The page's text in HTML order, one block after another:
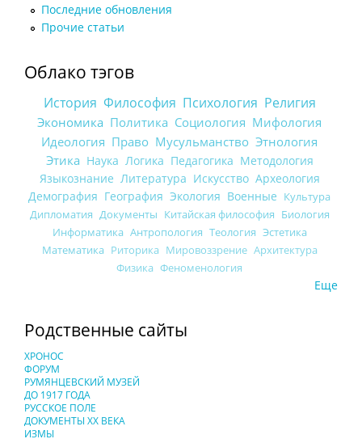
Последние обновления
Прочие статьи
Облако тэгов
История Философия Психология Религия
Экономика Политика Социология Мифология
Идеология Право Мусульманство Этнология
Этика Наука Логика Педагогика Методология
Языкознание Литература Искусство Археология
Демография География Экология Военные Культура
Дипломатия Документы Китайская философия Биология
Информатика Антропология Теология Эстетика
Математика Риторика Мировоззрение Архитектура
Физика Феноменология
Еще
Родственные сайты
ХРОНОС
ФОРУМ
РУМЯНЦЕВСКИЙ МУЗЕЙ
ДО 1917 ГОДА
РУССКОЕ ПОЛЕ
ДОКУМЕНТЫ XX ВЕКА
ИЗМЫ